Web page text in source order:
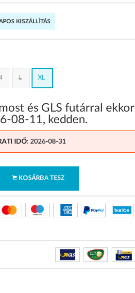
KISZÁLLÍTÁS
L XL
és GLS futárral ekkor
08-11, kedden.
IDŐ: 2026-08-31
KOSÁRBA TESZ